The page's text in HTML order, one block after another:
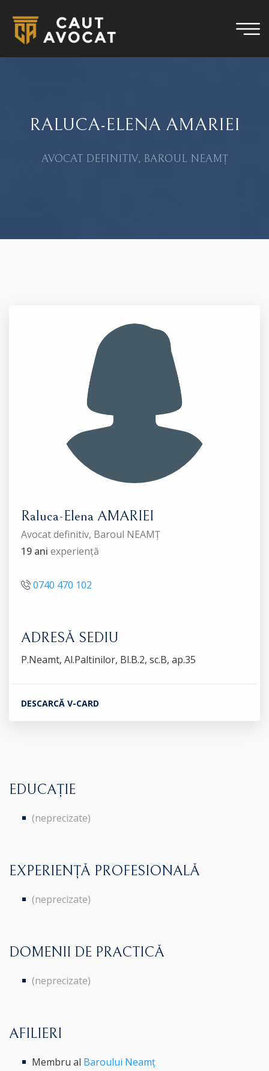
RALUCA-ELENA AMARIEI
AVOCAT DEFINITIV, BAROUL NEAMȚ
Raluca-Elena AMARIEI
Avocat definitiv, Baroul NEAMȚ
19 ani experiență
0740 470 102
ADRESĂ SEDIU
P.Neamt, Al.Paltinilor, Bl.B.2, sc.B, ap.35
DESCARCĂ V-CARD
EDUCAȚIE
(neprecizate)
EXPERIENȚĂ PROFESIONALĂ
(neprecizate)
DOMENII DE PRACTICĂ
(neprecizate)
AFILIERI
Membru al Baroului Neamț